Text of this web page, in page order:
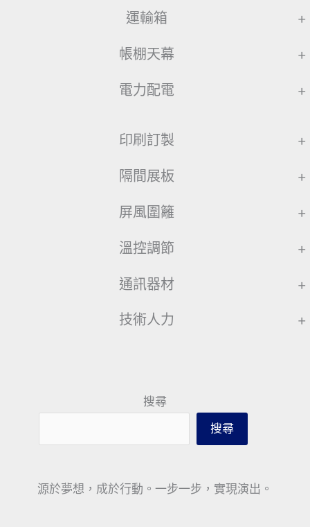
運輸箱 +
帳棚天幕 +
電力配電 +
印刷訂製 +
隔間展板 +
屏風圍籬 +
溫控調節 +
通訊器材 +
技術人力 +
搜尋
搜尋
源於夢想，成於行動。一步一步，實現演出。